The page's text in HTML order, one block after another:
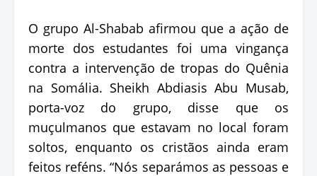
O grupo Al-Shabab afirmou que a ação de
morte dos estudantes foi uma vingança
contra a intervenção de tropas do Quênia
na Somália. Sheikh Abdiasis Abu Musab,
porta-voz do grupo, disse que os
muçulmanos que estavam no local foram
soltos, enquanto os cristãos ainda eram
feitos reféns. “Nós separámos as pessoas e